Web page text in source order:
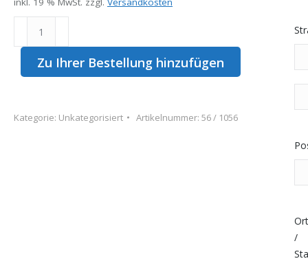
Pfirsich
(Kiste
Menge
Zu Ihrer Bestellung hinzufügen
Kategorie: Unkategorisiert Artikelnummer: 56 / 1056
Ort
/